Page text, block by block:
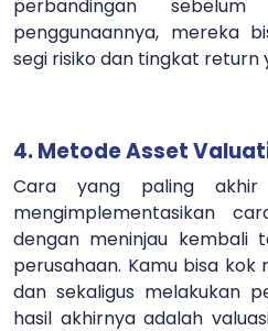
perbandingan
penggunaannya, mereka
segi risiko dan tingkat return
4. Metode Asset
Cara yang paling akhir
mengimplementasikan
dengan meninjau kembali
perusahaan. Kamu bisa kok
dan sekaligus melakukan
hasil akhirnya adalah